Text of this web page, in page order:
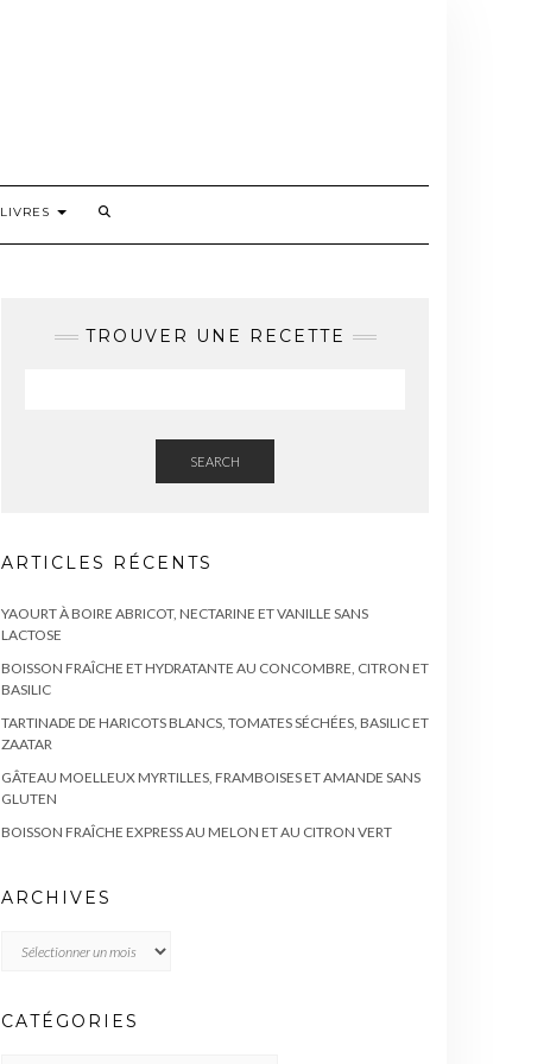
LIVRES
TROUVER UNE RECETTE
SEARCH
ARTICLES RÉCENTS
YAOURT À BOIRE ABRICOT, NECTARINE ET VANILLE SANS
LACTOSE
BOISSON FRAÎCHE ET HYDRATANTE AU CONCOMBRE, CITRON ET
BASILIC
TARTINADE DE HARICOTS BLANCS, TOMATES SÉCHÉES, BASILIC ET
ZAATAR
GÂTEAU MOELLEUX MYRTILLES, FRAMBOISES ET AMANDE SANS
GLUTEN
BOISSON FRAÎCHE EXPRESS AU MELON ET AU CITRON VERT
ARCHIVES
CATÉGORIES